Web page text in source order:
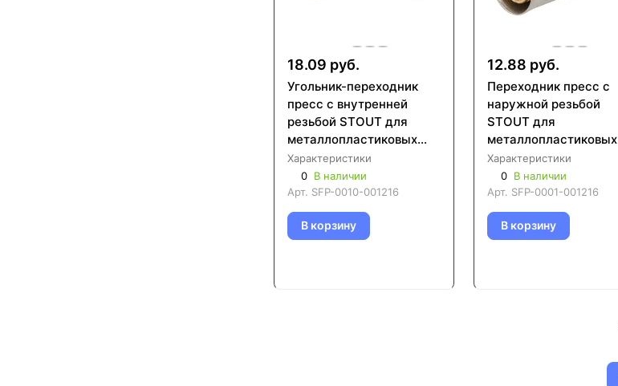
18.09 руб.
Угольник-переходник
пресс с внутренней
резьбой STOUT для
металлопластиковых
труб (SFP-0010)
Характеристики
0 В наличии
Арт. SFP-0010-001216
В корзину
12.88 руб.
Переходник пресс с
наружной резьбой
STOUT для
металлопластиковых
труб (SFP-0001)
Характеристики
0 В наличии
Арт. SFP-0001-001216
В корзину